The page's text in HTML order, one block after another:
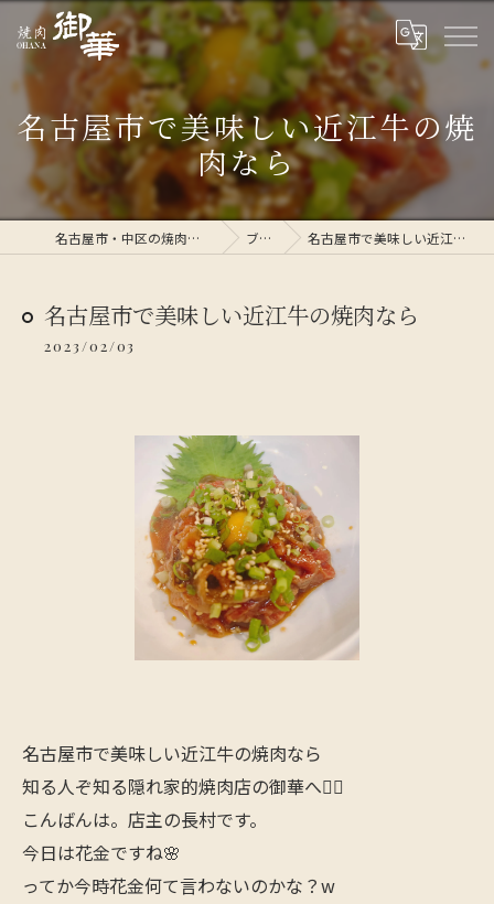
名古屋市で美味しい近江牛の焼
肉なら
名古屋市・中区の焼肉なら焼肉 御華 ブログ 名古屋市で美味しい近江牛の焼肉なら
名古屋市で美味しい近江牛の焼肉なら
2023/02/03
名古屋市で美味しい近江牛の焼肉なら
知る人ぞ知る隠れ家的焼肉店の御華へ🙋‍♂️
こんばんは。店主の長村です。
今日は花金ですね🌸
ってか今時花金何て言わないのかな？w